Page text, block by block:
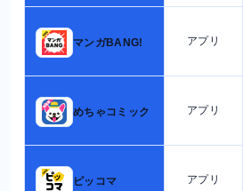
マンガBANG! アプリ
めちゃコミック アプリ
ピッコマ アプリ